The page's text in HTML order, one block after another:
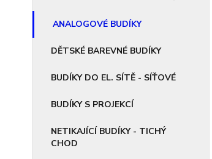
ANALOGOVÉ BUDÍKY
DĚTSKÉ BAREVNÉ BUDÍKY
BUDÍKY DO EL. SÍTĚ - SÍŤOVÉ
BUDÍKY S PROJEKCÍ
NETIKAJÍCÍ BUDÍKY - TICHÝ
CHOD